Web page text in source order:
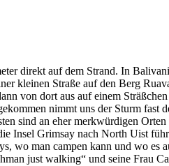
direkt auf dem Strand. In
kleinen Straße auf den Berg
von dort aus auf einem
nimmt uns der Sturm fast
sind an eher merkwürdigen
Insel Grimsay nach North Uist
wo man campen kann und wo es
just walking“ und seine Frau